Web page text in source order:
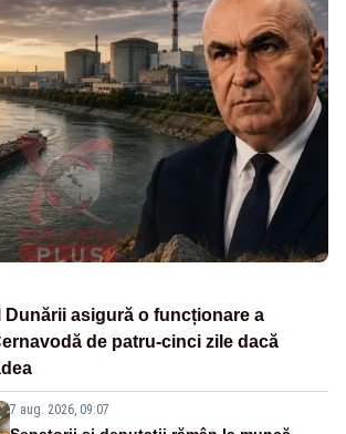
Dunării asigură o funcționare a
de patru-cinci zile dacă
7 aug. 2026, 09:07